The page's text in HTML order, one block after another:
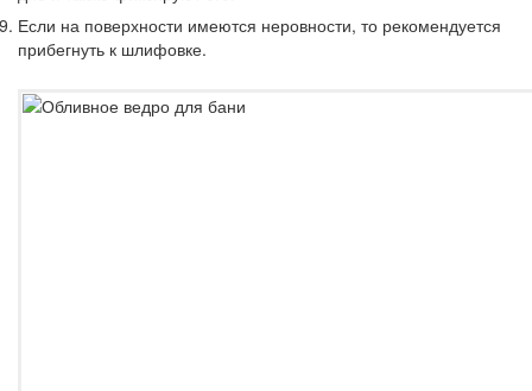
Если на поверхности имеются неровности, то рекомендуется
прибегнуть к шлифовке.